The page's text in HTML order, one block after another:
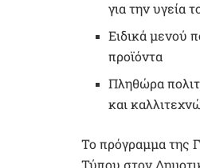
για την υγεία
Ειδικά μενού
προϊόντα
Πληθώρα
και
Το πρόγραμμα της
Τύπου στον